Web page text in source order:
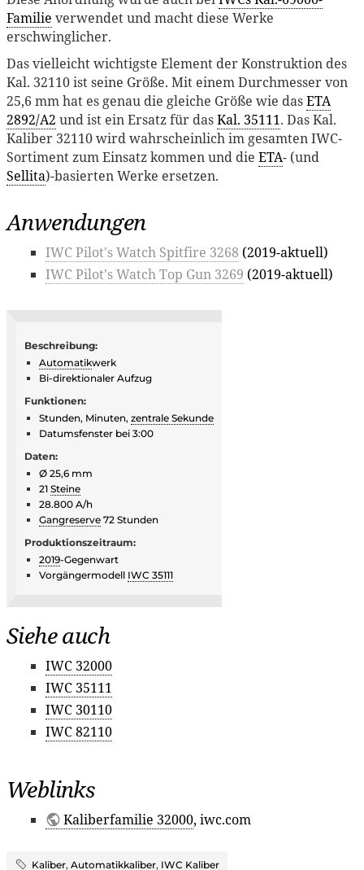
Familie verwendet und macht diese Werke
erschwinglicher.
Das vielleicht wichtigste Element der Konstruktion des
Kal. 32110 ist seine Größe. Mit einem Durchmesser von
25,6 mm hat es genau die gleiche Größe wie dasETA
2892/A2 und ist ein Ersatz für dasKal. 35111. Das Kal.
Kaliber 32110 wird wahrscheinlich im gesamten IWC-
Sortiment zum Einsatz kommen und die ETA- (und
Sellita)-basierten Werke ersetzen.
Anwendungen
IWC Pilot's Watch Spitfire 3268 (2019-aktuell)
IWC Pilot's Watch Top Gun 3269 (2019-aktuell)
Beschreibung:
Automatikwerk
Bi-direktionaler Aufzug
Funktionen:
Stunden, Minuten, zentrale Sekunde
Datumsfenster bei 3:00
Daten:
Ø 25,6 mm
21 Steine
28.800 A/h
Gangreserve 72 Stunden
Produktionszeitraum:
2019-Gegenwart
Vorgängermodell IWC 35111
Siehe auch
IWC 32000
IWC 35111
IWC 30110
IWC 82110
Weblinks
Kaliberfamilie 32000, iwc.com
Kaliber, Automatikkaliber, IWC Kaliber